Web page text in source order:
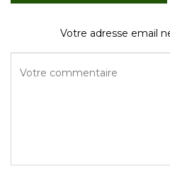
Votre adresse email